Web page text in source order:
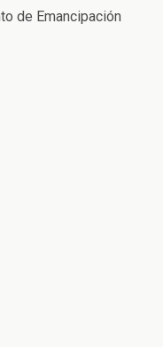
de Emancipación